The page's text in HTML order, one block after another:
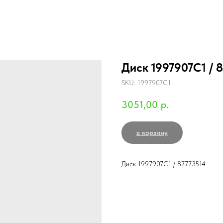
Диск 1997907C1 /
SKU: 1997907C1
3051,00 р.
в корзину
Диск 1997907C1 / 87773514